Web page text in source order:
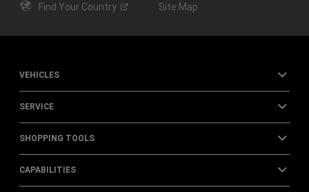
Find Your Country Site Map
VEHICLES
SERVICE
SHOPPING TOOLS
CAPABILITIES